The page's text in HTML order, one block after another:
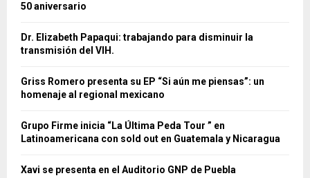
50 aniversario
Dr. Elizabeth Papaqui: trabajando para disminuir la
transmisión del VIH.
Griss Romero presenta su EP “Si aún me piensas”: un
homenaje al regional mexicano
Grupo Firme inicia “La Última Peda Tour ” en
Latinoamericana con sold out en Guatemala y Nicaragua
Xavi se presenta en el Auditorio GNP de Puebla